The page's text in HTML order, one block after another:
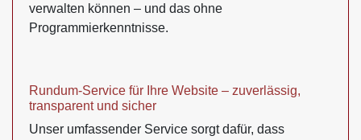
verwalten können – und das ohne
Programmierkenntnisse.
Rundum-Service für Ihre Website – zuverlässig,
transparent und sicher
Unser umfassender Service sorgt dafür, dass